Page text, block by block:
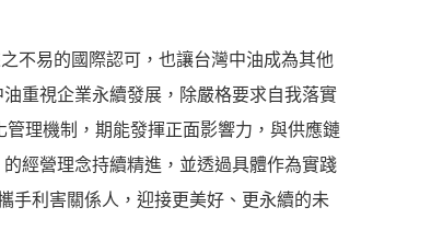
不易的國際認可，也讓台灣中油成為其他
重視企業永續發展，除嚴格要求自我落實
理機制，期能發揮正面影響力，與供應鏈
經營理念持續精進，並透過具體作為實踐
手利害關係人，迎接更美好、更永續的未